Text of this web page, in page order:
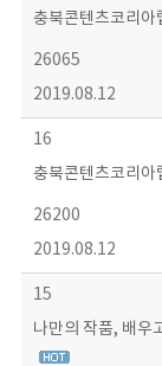
충북콘텐츠코리아
26065
2019.08.12
16
충북콘텐츠코리아
26200
2019.08.12
15
나만의 작품, 배우